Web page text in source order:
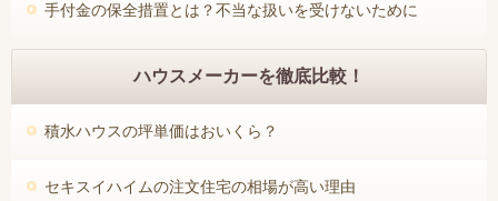
手付金の保全措置とは？不当な扱いを受けないために
ハウスメーカーを徹底比較！
積水ハウスの坪単価はおいくら？
セキスイハイムの注文住宅の相場が高い理由